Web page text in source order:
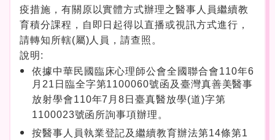
疫措施，有關原以實體方式辦理之醫事人員繼續教
育積分課程，自即日起得以直播或視訊方式進行，
請轉知所轄(屬)人員，請查照。
說明:
依據中華民國臨床心理師公會全國聯合會110年6
月21日臨全字第1100060號函及臺灣真善美醫事
放射學會110年7月8日臺真醫放學(道)字第
1100023號函所詢事項辦理。
按醫事人員執業登記及繼續教育辦法第14條第1